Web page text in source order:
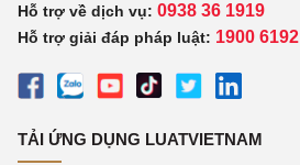
Hỗ trợ về dịch vụ: 0938 36 1919
Hỗ trợ giải đáp pháp luật: 1900 6192
TẢI ỨNG DỤNG LUATVIETNAM